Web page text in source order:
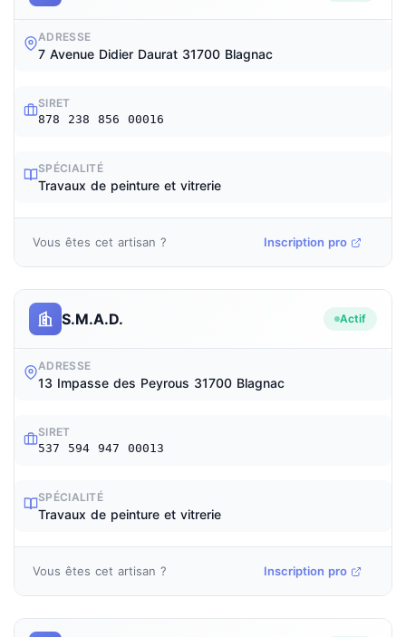
ADRESSE
7 Avenue Didier Daurat 31700 Blagnac
SIRET
878 238 856 00016
SPÉCIALITÉ
Travaux de peinture et vitrerie
Vous êtes cet artisan ? Inscription pro
S.M.A.D. Actif
ADRESSE
13 Impasse des Peyrous 31700 Blagnac
SIRET
537 594 947 00013
SPÉCIALITÉ
Travaux de peinture et vitrerie
Vous êtes cet artisan ? Inscription pro